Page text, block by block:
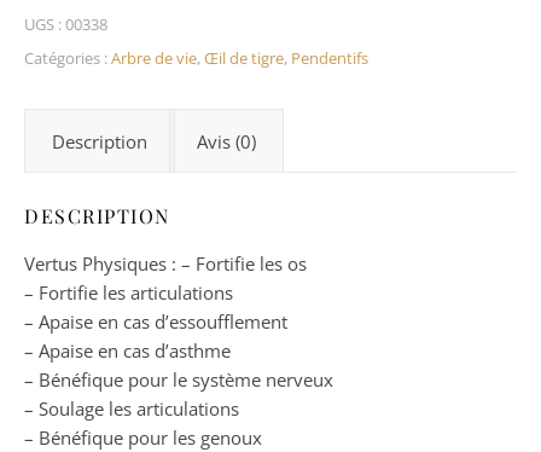
UGS :00338
Catégories :Arbre de vie,Œil de tigre, Pendentifs
Description Avis (0)
DESCRIPTION
Vertus Physiques : – Fortifie les os
– Fortifie les articulations
– Apaise en cas d’essoufflement
– Apaise en cas d’asthme
– Bénéfique pour le système nerveux
– Soulage les articulations
– Bénéfique pour les genoux